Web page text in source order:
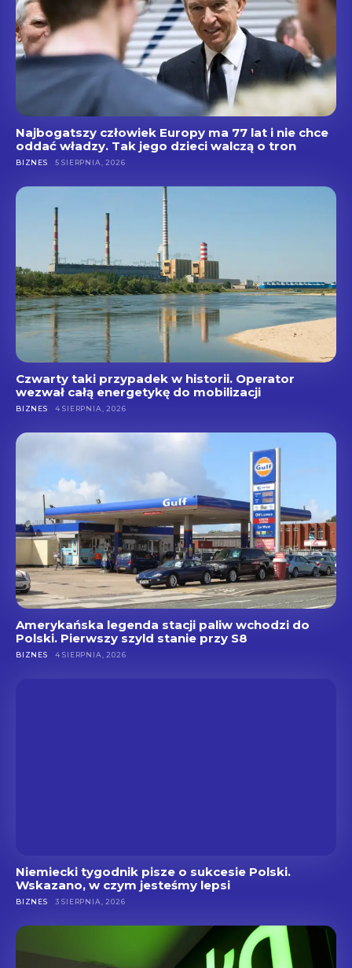
Najbogatszy człowiek Europy ma 77 lat i nie chce
oddać władzy. Tak jego dzieci walczą o tron
BIZNES 5 SIERPNIA, 2026
Czwarty taki przypadek w historii. Operator
wezwał całą energetykę do mobilizacji
BIZNES 4 SIERPNIA, 2026
Amerykańska legenda stacji paliw wchodzi do
Polski. Pierwszy szyld stanie przy S8
BIZNES 4 SIERPNIA, 2026
Niemiecki tygodnik pisze o sukcesie Polski.
Wskazano, w czym jesteśmy lepsi
BIZNES 3 SIERPNIA, 2026